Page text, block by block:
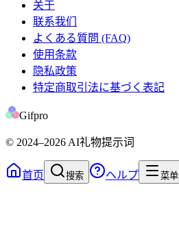
关于
联系我们
よくある質問 (FAQ)
使用条款
隐私政策
特定商取引法に基づく表記
Gifpro
© 2024–2026 AI礼物提示词
首页 搜索 ヘルプ 菜单